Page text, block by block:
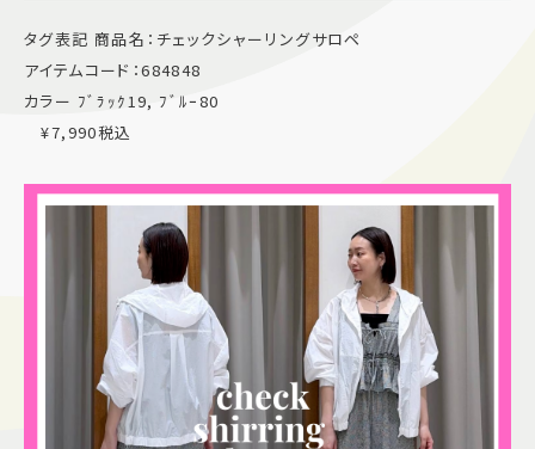
施設案内
よくあるご質問
スタッフ募集
サイトマップ
プライバシーポリシー
Follow US
タグ表記 商品名：チェックシャーリングサロペ
アイテムコード：684848
カラー ﾌﾞﾗｯｸ19, ﾌﾞﾙｰ80
¥7,990税込